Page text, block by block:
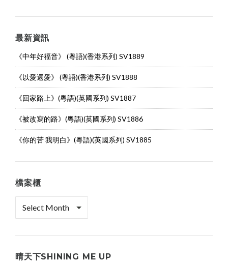
最新資訊
《中年好福音》 (粵語)(香港系列) SV1889
《以愛還愛》 (粵語)(香港系列) SV1888
《回家路上》(粵語)(英國系列) SV1887
《被改寫的路》(粵語)(英國系列) SV1886
《你的苦 我明白》(粵語)(英國系列) SV1885
檔案櫃
晴天下SHINING ME UP